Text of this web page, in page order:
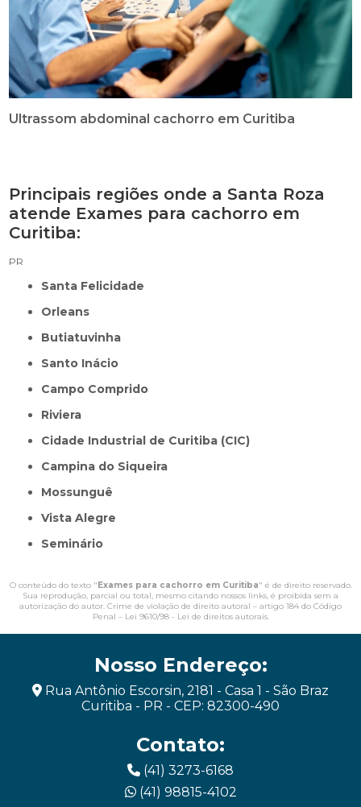
Ultrassom abdominal cachorro em Curitiba
Principais regiões onde a Santa Roza
atende Exames para cachorro em
Curitiba:
PR
Santa Felicidade
Orleans
Butiatuvinha
Santo Inácio
Campo Comprido
Riviera
Cidade Industrial de Curitiba (CIC)
Campina do Siqueira
Mossunguê
Vista Alegre
Seminário
O conteúdo do texto "Exames para cachorro em Curitiba" é de direito reservado.
Sua reprodução, parcial ou total, mesmo citando nossos links, é proibida sem a
autorização do autor. Crime de violação de direito autoral – artigo 184 do Código
Penal – Lei 9610/98 - Lei de direitos autorais.
Nosso Endereço:
Rua Antônio Escorsin, 2181 - Casa 1 - São Braz
Curitiba - PR - CEP: 82300-490
Contato:
(41) 3273-6168
(41) 98815-4102